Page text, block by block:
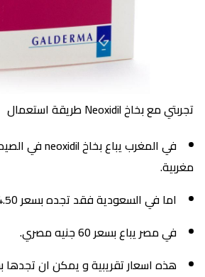
تجربتي مع بخاخ Neoxidil طريقة استعمال
مغربية.
اما في السعودية فقد تجده بسعر 64.50 ريال سعودي.
في مصر يباع بسعر 60 جنيه مصري.
هذه اسعار تقريبية و يمكن ان